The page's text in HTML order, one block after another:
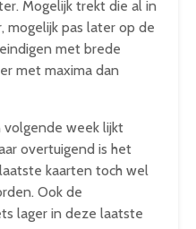
Mogelijk trekt die al in
mogelijk pas later op de
met brede
met maxima dan
week lijkt
overtuigend is het
kaarten toch wel
Ook de
lager in deze laatste